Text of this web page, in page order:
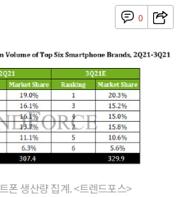
0
폰 생산량 집계. <트렌드포스>